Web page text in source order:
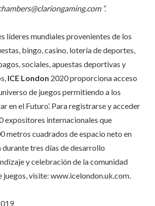
“.
líderes mundiales provenientes de los
bingo, casino, lotería de deportes,
sociales, apuestas deportivas y
ICE London 2020 proporciona acceso
de juegos permitiendo a los
en el Futuro’. Para registrarse y acceder
expositores internacionales que
metros cuadrados de espacio neto en
durante tres días de desarrollo
y celebración de la comunidad
juegos, visite: www.icelondon.uk.com.